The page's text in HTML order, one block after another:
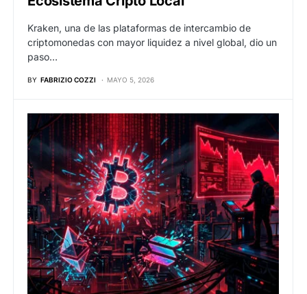
Kraken, una de las plataformas de intercambio de
criptomonedas con mayor liquidez a nivel global, dio un
paso…
BY FABRIZIO COZZI MAYO 5, 2026